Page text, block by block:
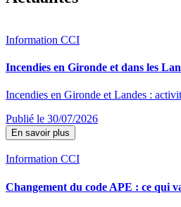
Information CCI
Incendies en Gironde et dans les
Incendies en Gironde et Landes :
Publié le 30/07/2026
En savoir plus
Information CCI
Changement du code APE : ce qui